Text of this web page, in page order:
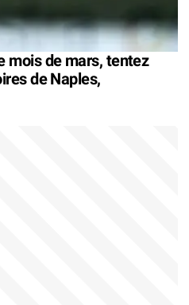
mois de mars, tentez
de Naples,